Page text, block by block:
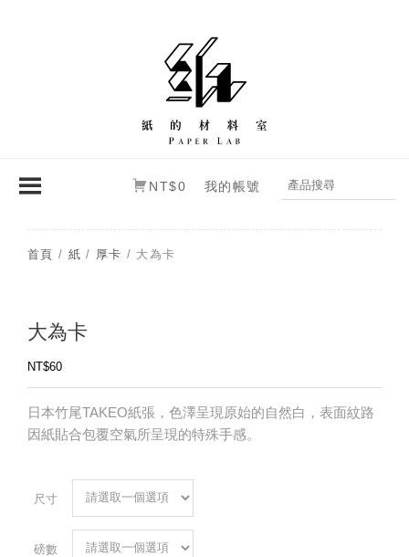
NT$0 我的帳號
首頁 / 紙 / 厚卡 / 大為卡
大為卡
NT$60
日本竹尾TAKEO紙張，色澤呈現原始的自然白，表面紋路
因紙貼合包覆空氣所呈現的特殊手感。
尺寸
磅數